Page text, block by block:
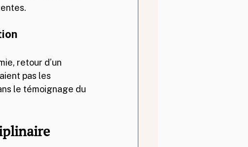
retour d’un
pas les
le témoignage du